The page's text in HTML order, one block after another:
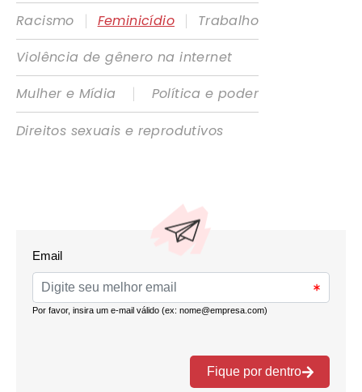
Racismo
| Feminicídio |
Trabalho
Violência de gênero na internet
Mulher e Mídia
|
Política e poder
Direitos sexuais e reprodutivos